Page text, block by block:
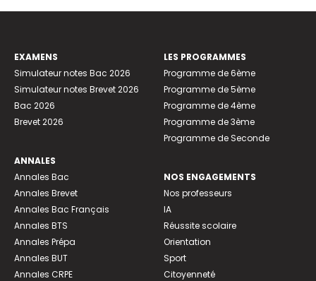
EXAMENS
Simulateur notes Bac 2026
Simulateur notes Brevet 2026
Bac 2026
Brevet 2026
ANNALES
Annales Bac
Annales Brevet
Annales Bac Français
Annales BTS
Annales Prépa
Annales BUT
Annales CRPE
LES PROGRAMMES
Programme de 6ème
Programme de 5ème
Programme de 4ème
Programme de 3ème
Programme de Seconde
NOS ENGAGEMENTS
Nos professeurs
IA
Réussite scolaire
Orientation
Sport
Citoyenneté